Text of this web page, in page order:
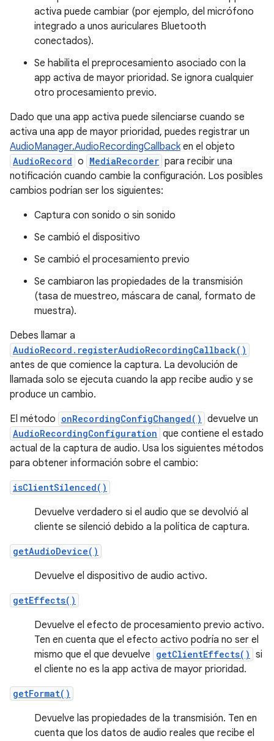
activa puede cambiar (por ejemplo, del micrófono
integrado a unos auriculares Bluetooth
conectados).
Se habilita el preprocesamiento asociado con la
app activa de mayor prioridad. Se ignora cualquier
otro procesamiento previo.
Dado que una app activa puede silenciarse cuando se
activa una app de mayor prioridad, puedes registrar un
AudioManager.AudioRecordingCallbacken el objeto
AudioRecord o MediaRecorder para recibir una
notificación cuando cambie la configuración. Los posibles
cambios podrían ser los siguientes:
Captura con sonido o sin sonido
Se cambió el dispositivo
Se cambió el procesamiento previo
Se cambiaron las propiedades de la transmisión
(tasa de muestreo, máscara de canal, formato de
muestra).
Debes llamar a
AudioRecord.registerAudioRecordingCallback()
antes de que comience la captura. La devolución de
llamada solo se ejecuta cuando la app recibe audio y se
produce un cambio.
El método onRecordingConfigChanged() devuelve un
AudioRecordingConfiguration que contiene el estado
actual de la captura de audio. Usa los siguientes métodos
para obtener información sobre el cambio:
isClientSilenced()
Devuelve verdadero si el audio que se devolvió al
cliente se silenció debido a la política de captura.
getAudioDevice()
Devuelve el dispositivo de audio activo.
getEffects()
Devuelve el efecto de procesamiento previo activo.
Ten en cuenta que el efecto activo podría no ser el
mismo que el que devuelve getClientEffects() si
el cliente no es la app activa de mayor prioridad.
getFormat()
Devuelve las propiedades de la transmisión. Ten en
cuenta que los datos de audio reales que recibe el